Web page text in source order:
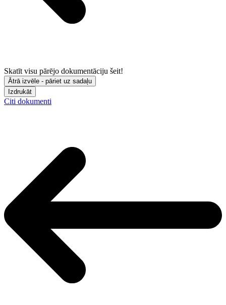
Skatīt visu pārējo dokumentāciju šeit!
Ātrā izvēle - pāriet uz sadaļu
Izdrukāt
Citi dokumenti